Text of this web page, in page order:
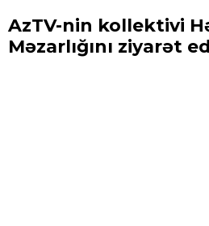
AzTV-nin kollektivi
Məzarlığını ziyarət